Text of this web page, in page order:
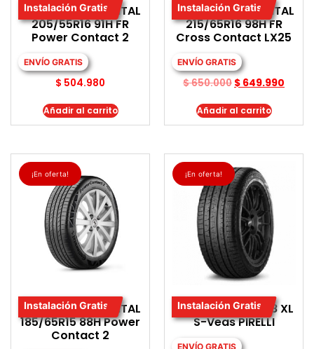
Instalación Gratis
LLANTA CONTINENTAL
205/55R16 91H FR
Power Contact 2
ENVÍO GRATIS
$ 504.980
Añadir al carrito
Instalación Gratis
LLANTA CONTINENTAL
215/65R16 98H FR
Cross Contact LX25
ENVÍO GRATIS
$650.000 $ 649.990
Añadir al carrito
¡En oferta!
Instalación Gratis
LLANTA CONTINENTAL
185/65R15 88H Power
Contact 2
¡En oferta!
Instalación Gratis
LLANTA 235/60R18 XL
S-Veas PIRELLI
ENVÍO GRATIS